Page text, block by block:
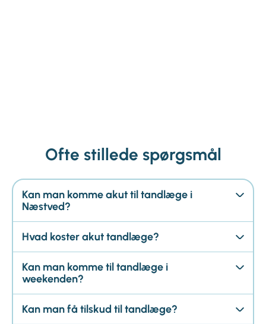
Ofte stillede spørgsmål
Kan man komme akut til tandlæge i
Næstved?
Hvad koster akut tandlæge?
Kan man komme til tandlæge i
weekenden?
Kan man få tilskud til tandlæge?